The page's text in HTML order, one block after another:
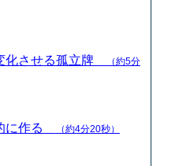
化させる孤立牌
（約5分
に作る （約4分20秒）